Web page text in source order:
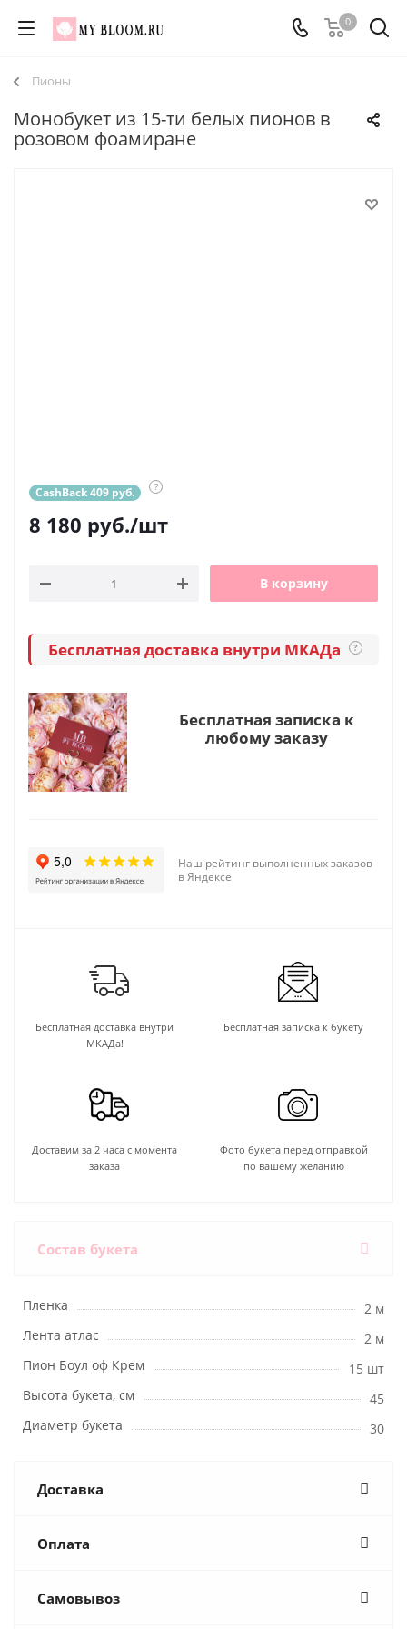
0
Пионы
Монобукет из 15-ти белых пионов в
розовом фоамиране
CashBack 409 руб. ?
8 180 руб./шт
В корзину
Бесплатная доставка внутри МКАДа ?
Бесплатная записка к
любому заказу
Наш рейтинг выполненных заказов
в Яндексе
Бесплатная доставка внутри
МКАДа!
Бесплатная записка к букету
Доставим за 2 часа с момента
заказа
Фото букета перед отправкой
по вашему желанию
Состав букета
Пленка
2 м
Лента атлас
2 м
Пион Боул оф Крем
15 шт
Высота букета, см
45
Диаметр букета
30
Доставка
Оплата
Самовывоз